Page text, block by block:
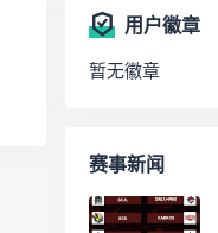
用户徽章
暂无徽章
赛事新闻